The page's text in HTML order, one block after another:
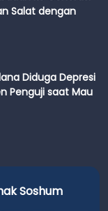
Salat dengan
Diduga Depresi
Penguji saat Mau
Soshum